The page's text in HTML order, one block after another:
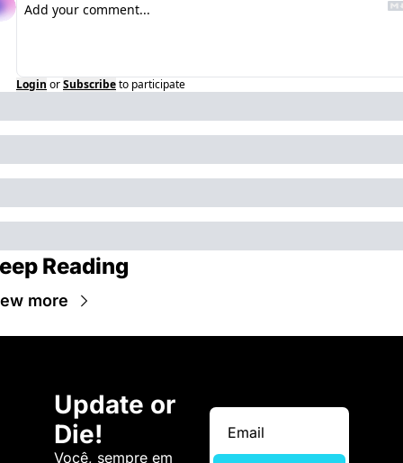
Login orSubscribeto participate
Reading
more
Update or
Die!
Você, sempre em